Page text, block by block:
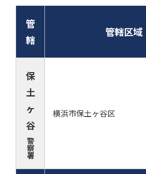
管
轄
管轄区域
保
土
ヶ
谷
警
察
署
横浜市保土ヶ谷区